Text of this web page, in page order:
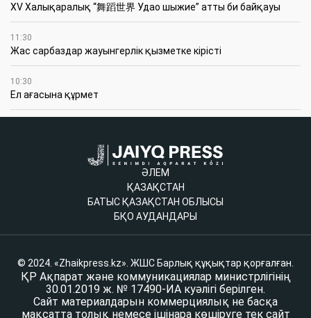
XV Халықаралық “舞蹈世界 Удао шыжие” атты би байқауы
11:30
Жас сарбаздар жауынгерлік қызметке кірісті
10:30
Ел ағасына құрмет
ӘЛЕМ
ҚАЗАҚСТАН
БАТЫС ҚАЗАҚСТАН ОБЛЫСЫ
БҚО АУДАНДАРЫ
© 2024. «Zhaikpress.kz». ЖШС Барлық құқықтар қорғалған.
ҚР Ақпарат және коммуникациялар министрлігінің
30.01.2019 ж. № 17490-ИА куәлігі берілген.
Сайт материалдарын коммерциялық не басқа
мақсатта толық немесе ішінара көшіруге тек сайт